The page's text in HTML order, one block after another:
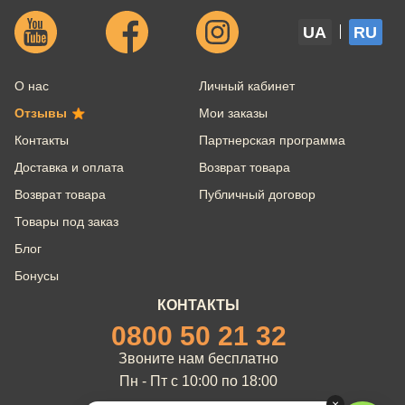
UA RU
О нас
Отзывы
Контакты
Доставка и оплата
Возврат товара
Товары под заказ
Блог
Бонусы
Личный кабинет
Мои заказы
Партнерская программа
Возврат товара
Публичный договор
КОНТАКТЫ
0800 50 21 32
Звоните нам бесплатно
Пн - Пт с 10:00 по 18:00